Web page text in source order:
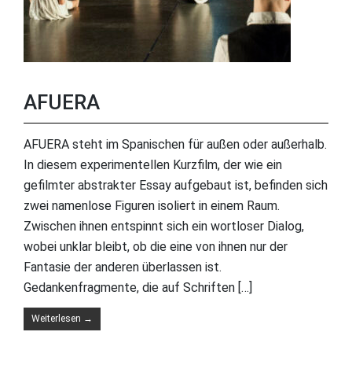
AFUERA
AFUERA steht im Spanischen für außen oder außerhalb.
In diesem experimentellen Kurzfilm, der wie ein
gefilmter abstrakter Essay aufgebaut ist, befinden sich
zwei namenlose Figuren isoliert in einem Raum.
Zwischen ihnen entspinnt sich ein wortloser Dialog,
wobei unklar bleibt, ob die eine von ihnen nur der
Fantasie der anderen überlassen ist.
Gedankenfragmente, die auf Schriften […]
Weiterlesen →